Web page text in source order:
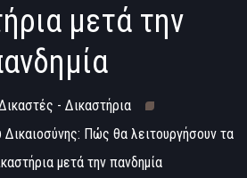
μετά την
- Δικαστήρια
Δικαιοσύνης: Πώς θα λειτουργήσουν τα
μετά την πανδημία